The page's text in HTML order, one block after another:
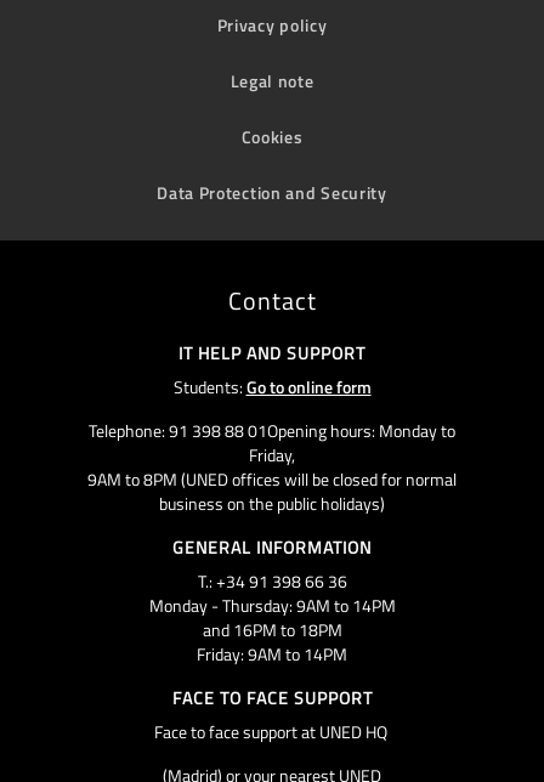
Privacy policy
Legal note
Cookies
Data Protection and Security
Contact
IT HELP AND SUPPORT
Students:Go to online form
Telephone: 91 398 88 01Opening hours: Monday to
Friday,
9AM to 8PM (UNED offices will be closed for normal
business on the public holidays)
GENERAL INFORMATION
T.: +34 91 398 66 36
Monday - Thursday: 9AM to 14PM
and 16PM to 18PM
Friday: 9AM to 14PM
FACE TO FACE SUPPORT
Face to face support at UNED HQ
(Madrid) or your nearest UNED